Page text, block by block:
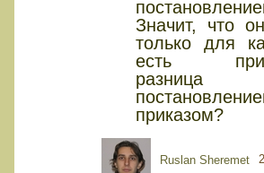
Значит, что
только для
есть
приказом?
Ruslan Sheremet